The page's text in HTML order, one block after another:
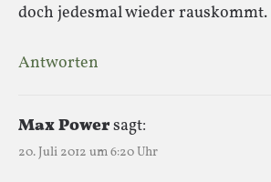
doch jedesmal wieder rauskommt.
Antworten
Max Powersagt:
20. Juli 2012 um 6:20 Uhr